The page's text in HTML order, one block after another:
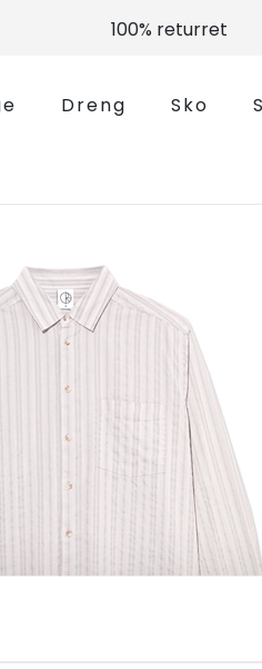
100% returret
Dreng Sko